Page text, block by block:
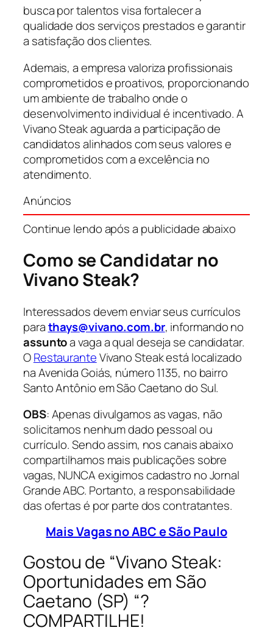
busca por talentos visa fortalecer a
qualidade dos serviços prestados e garantir
a satisfação dos clientes.
Ademais, a empresa valoriza profissionais
comprometidos e proativos, proporcionando
um ambiente de trabalho onde o
desenvolvimento individual é incentivado. A
Vivano Steak aguarda a participação de
candidatos alinhados com seus valores e
comprometidos com a excelência no
atendimento.
Anúncios
Continue lendo após a publicidade abaixo
Como se Candidatar no
Vivano Steak?
Interessados devem enviar seus currículos
parathays@vivano.com.br, informando no
assuntoa vaga a qual deseja se candidatar.
ORestauranteVivano Steak está localizado
na Avenida Goiás, número 1135, no bairro
Santo Antônio em São Caetano do Sul.
OBS: Apenas divulgamos as vagas, não
solicitamos nenhum dado pessoal ou
currículo. Sendo assim, nos canais abaixo
compartilhamos mais publicações sobre
vagas, NUNCA exigimos cadastro no Jornal
Grande ABC. Portanto, a responsabilidade
das ofertas é por parte dos contratantes.
Mais Vagas no ABC e São Paulo
Gostou de “Vivano Steak:
Oportunidades em São
Caetano (SP) “?
COMPARTILHE!